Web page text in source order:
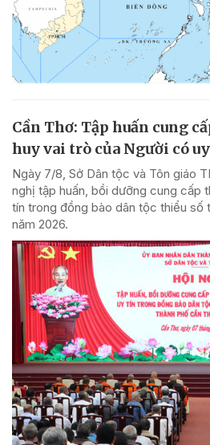
Cần Thơ: Tập huấn cung
huy vai trò của Người có
Ngày 7/8, Sở Dân tộc và Tôn giáo
nghị tập huấn, bồi dưỡng cung cấp
tín trong đồng bào dân tộc thiểu số
năm 2026.